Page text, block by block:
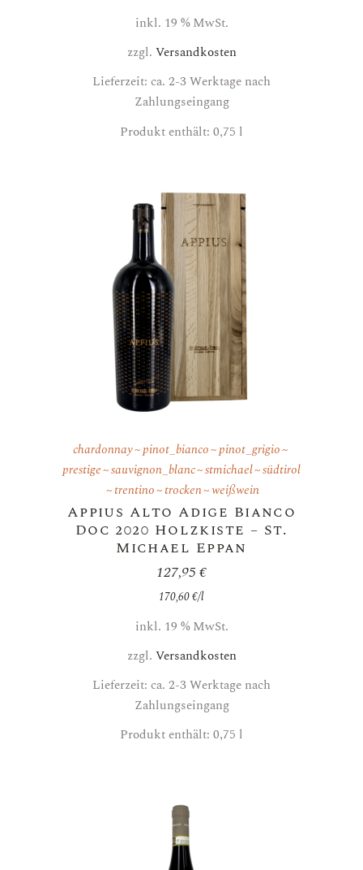
inkl. 19 % MwSt.
zzgl. Versandkosten
Lieferzeit: ca. 2-3 Werktage nach
Zahlungseingang
Produkt enthält: 0,75 l
chardonnay pinot_bianco pinot_grigio
prestige sauvignon_blanc stmichael südtirol
trentino
trocken weißwein
Appius Alto Adige Bianco
Doc 2020 Holzkiste – St.
Michael Eppan
127,95€
170,60€/l
inkl. 19 % MwSt.
zzgl. Versandkosten
Lieferzeit: ca. 2-3 Werktage nach
Zahlungseingang
Produkt enthält: 0,75 l